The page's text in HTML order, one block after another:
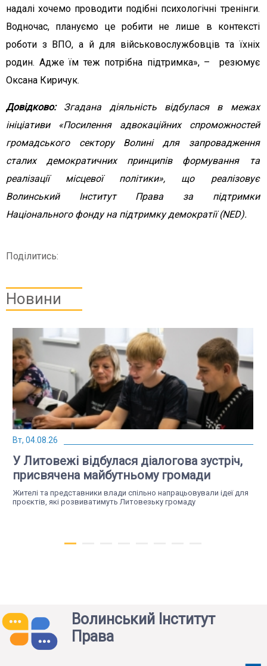
надалі хочемо проводити подібні психологічні тренінги.
Водночас, плануємо це робити не лише в контексті
роботи з ВПО, а й для військовослужбовців та їхніх
родин. Адже їм теж потрібна підтримка», – резюмує
Оксана Киричук.
Довідково:Згадана діяльність відбулася в межах
ініціативи «Посилення адвокаційних спроможностей
громадського сектору Волині для запровадження
сталих демократичних принципів формування та
реалізації місцевої політики», що реалізовує
Волинський Інститут Права за підтримки
Національного фонду на підтримку демократії (NED).
Поділитись:
Новини
Вт, 04.08.26
У Литовежі відбулася діалогова зустріч,
присвячена майбутньому громади
Жителі та представники влади спільно напрацьовували ідеї для
проєктів, які розвиватимуть Литовезьку громаду
Чт, 23.07.26
Волинський Інститут
Права